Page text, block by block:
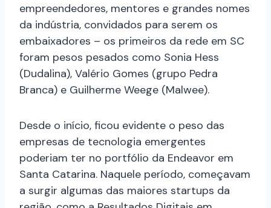
empreendedores, mentores e grandes nomes
da indústria, convidados para serem os
embaixadores – os primeiros da rede em SC
foram pesos pesados como Sonia Hess
(Dudalina), Valério Gomes (grupo Pedra
Branca) e Guilherme Weege (Malwee).
Desde o início, ficou evidente o peso das
empresas de tecnologia emergentes
poderiam ter no portfólio da Endeavor em
Santa Catarina. Naquele período, começavam
a surgir algumas das maiores startups da